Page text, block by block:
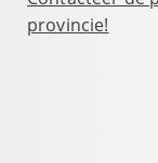
provincie!